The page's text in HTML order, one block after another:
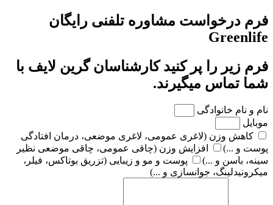
فرم درخواست مشاوره تلفنی رایگان
Greenlife
فرم زیر را پر کنید کارشناسان گرین لایف با
شما تماس میگیرند.
نام و نام خانوادگی
موبایل
کاهش وزن (لاغری عمومی، لاغری موضعی، درمان افتادگی
پوست و ...)
افزایش وزن (چاقی عمومی، چاقی موضعی نظیر
سینه، باسن و ...)
پوست و مو و زیبایی (تزریق بوتاکس، فیلر،
میکرونیدلینگ، جوانسازی و ...)